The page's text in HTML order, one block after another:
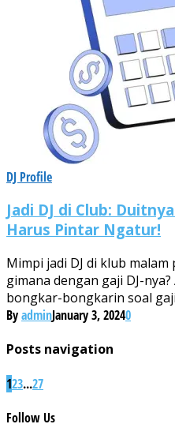
DJ Profile
Jadi DJ di Club:
Harus Pintar Ngatur!
Mimpi jadi DJ di klub
gimana dengan gaji DJ-
bongkar-bongkarin soal gaji
ByadminJanuary 3, 20240
Posts navigation
123...27
Follow Us